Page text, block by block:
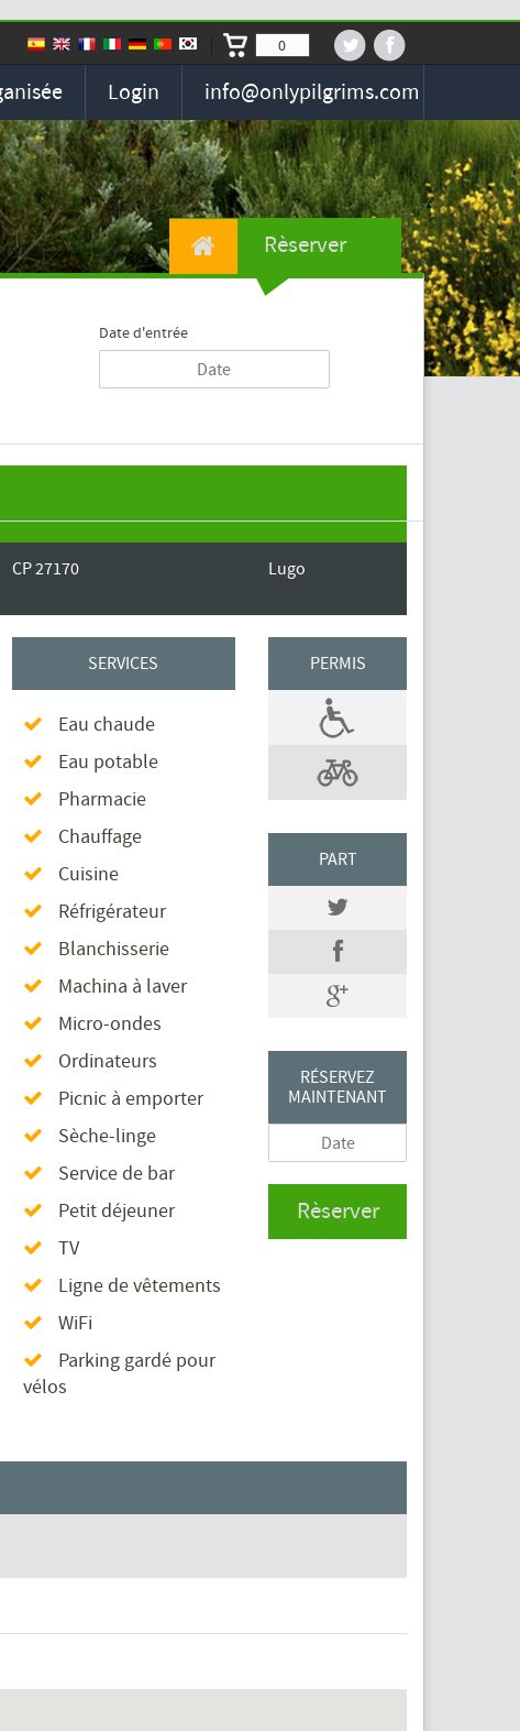
0
Login info@onlypilgrims.com
Date d'entrée
Rèserver
CP 27170 Lugo
SERVICES
Eau chaude
Eau potable
Pharmacie
Chauffage
Cuisine
Réfrigérateur
Blanchisserie
Machina à laver
Micro-ondes
Ordinateurs
Picnic à emporter
Sèche-linge
Service de bar
Petit déjeuner
TV
Ligne de vêtements
WiFi
Parking gardé pour
vélos
PERMIS
PART
RÉSERVEZ
MAINTENANT
Rèserver